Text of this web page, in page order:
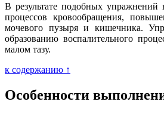
В результате подобных упражнений
процессов кровообращения,
мочевого пузыря и кишечника.
образованию воспалительного
малом тазу.
к содержанию ↑
Особенности